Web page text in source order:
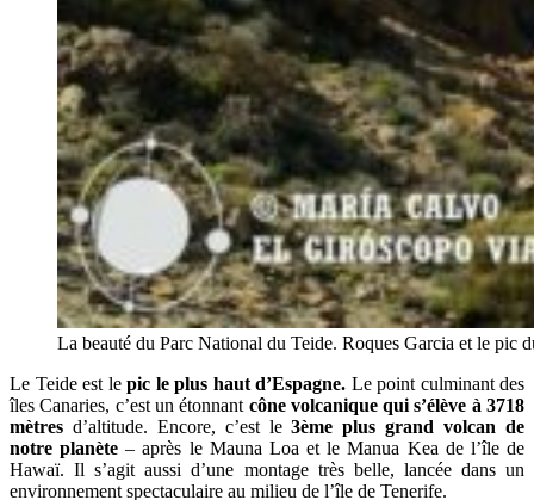
La beauté du Parc National du Teide. Roques Garcia et le pic
Le Teide est le pic le plus haut d’Espagne. Le point culminant des
îles Canaries, c’est un étonnant cône volcanique qui s’élève à 3718
mètres d’altitude. Encore, c’est le3ème plus grand volcan de
notre planète – après le Mauna Loa et le Manua Kea de l’île de
Hawaï. Il s’agit aussi d’une montage très belle, lancée dans un
environnement spectaculaire au milieu de l’île de Tenerife.